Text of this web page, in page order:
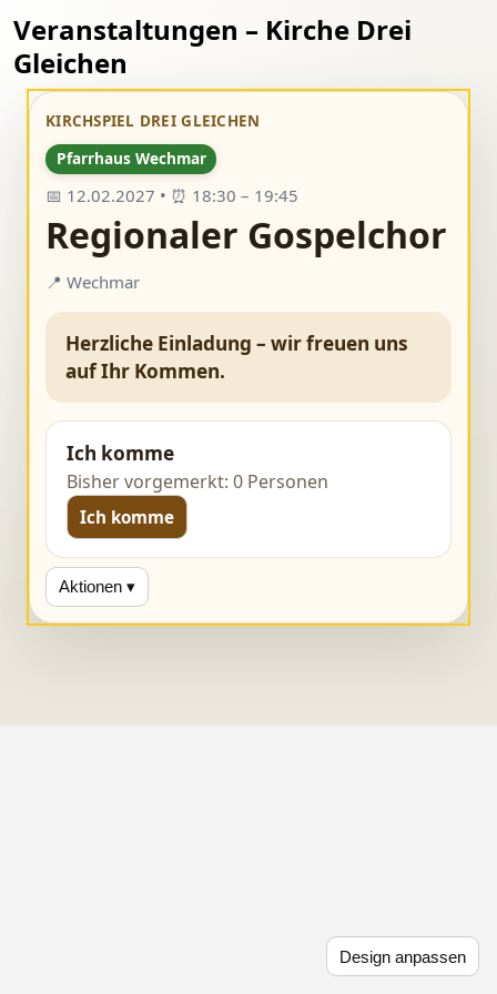
Design anpassen
Veranstaltungen – Kirche Drei
Gleichen
KIRCHSPIEL DREI GLEICHEN
Pfarrhaus Wechmar
📅 12.02.2027 • ⏰ 18:30 – 19:45
Regionaler Gospelchor
📍 Wechmar
Herzliche Einladung – wir freuen uns
auf Ihr Kommen.
Ich komme
Bisher vorgemerkt: 0 Personen
Ich komme
Aktionen ▾